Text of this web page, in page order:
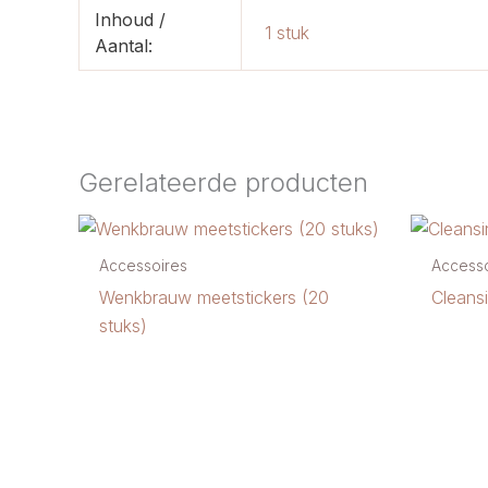
Inhoud /
Aantal:
1 stuk
Gerelateerde producten
Accessoires
Wenkbrauw meetstickers (20
stuks)